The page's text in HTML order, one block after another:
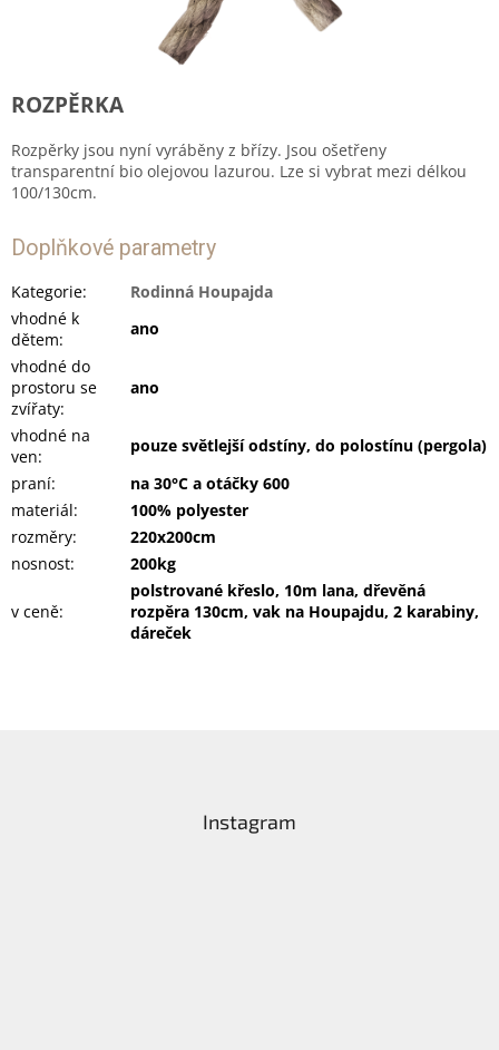
ROZPĚRKA
Rozpěrky jsou nyní vyráběny z břízy. Jsou ošetřeny
transparentní bio olejovou lazurou. Lze si vybrat mezi délkou
100/130cm.
Doplňkové parametry
Kategorie:
Rodinná Houpajda
vhodné k
dětem:
ano
vhodné do
prostoru se
zvířaty:
ano
vhodné na
ven:
pouze světlejší odstíny, do polostínu (pergola)
praní:
na 30°C a otáčky 600
materiál:
100% polyester
rozměry:
220x200cm
nosnost: 200kg
v ceně:
polstrované křeslo, 10m lana, dřevěná
rozpěra 130cm, vak na Houpajdu, 2 karabiny,
dáreček
Instagram